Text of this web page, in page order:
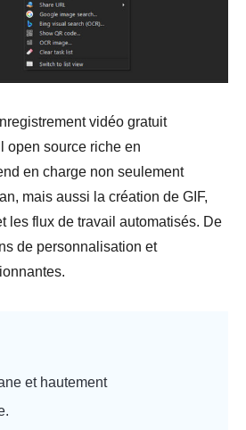
vidéo gratuit
open source riche en
en charge non seulement
mais aussi la création de GIF,
les flux de travail automatisés. De
de personnalisation et
et hautement